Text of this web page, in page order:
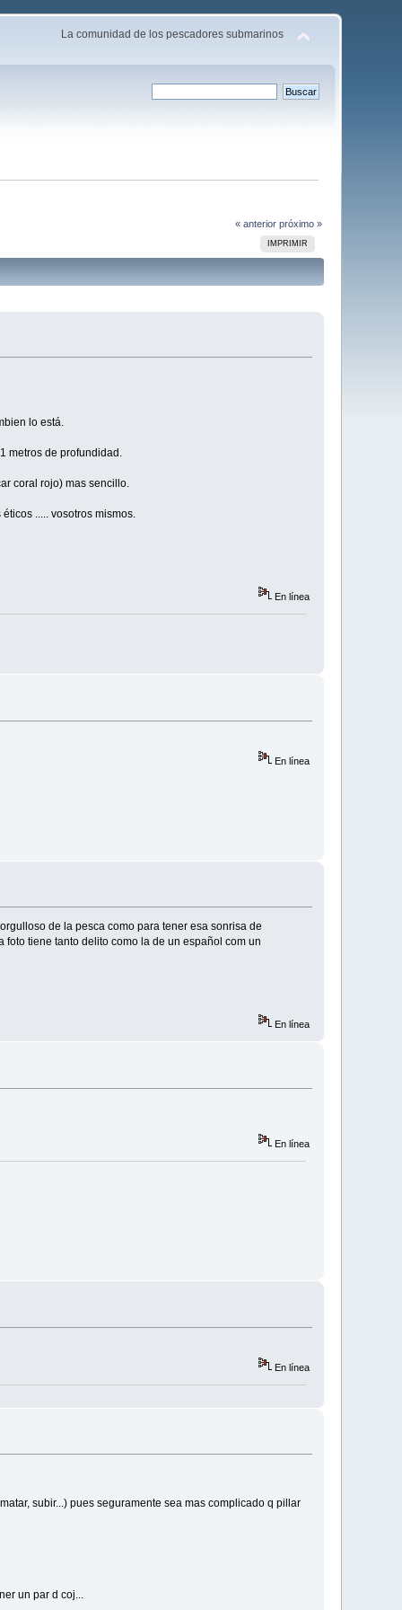
La comunidad de los pescadores submarinos
« anterior próximo »
IMPRIMIR
lo está.
metros de profundidad.
coral rojo) mas sencillo.
..... vosotros mismos.
En línea
En línea
de la pesca como para tener esa sonrisa de
tiene tanto delito como la de un español com un
En línea
En línea
En línea
subir...) pues seguramente sea mas complicado q pillar
un par d coj...